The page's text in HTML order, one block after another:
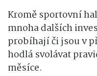
Kromě sportovní
mnoha dalších
probíhají či jsou v
hodlá svolávat
měsíce.